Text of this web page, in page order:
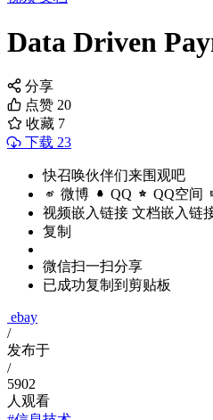
Data Driven
分享
点赞 20
收藏 7
下载 23
快召唤伙伴们来围观吧
微博 QQ QQ空间
视频嵌入链接 文档嵌入链
复制
微信扫一扫分享
已成功复制到剪贴板
ebay
/
发布于
/
5902
人观看